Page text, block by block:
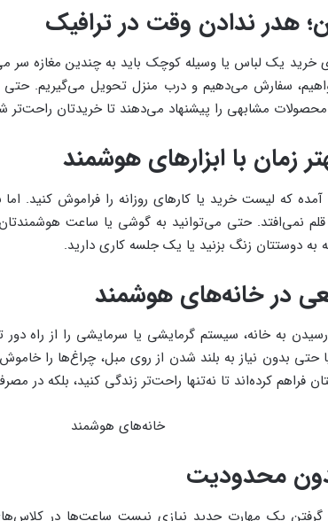
هدر ندادن وقت در ترافیک
یک لباس یا وسیله‌ کوچک باید به چندین مغازه سر
سفارش می‌دهیم و درب منزل تحویل می‌گیریم. حتی
مشابهی را پیشنهاد می‌دهند تا خریدتان راحت‌تر
زمان با ابزارهای هوشمند
که لیست خرید یا کارهای روزانه را فراموش کنید. اما
قلم نمی‌افتد. حتی می‌توانید به گوشی یا ساعت
به دوستتان زنگ بزنید یا یک جلسه کاری دارید.
در خانه‌های هوشمند
به خانه، سیستم گرمایشی یا سرمایشی را از راه دور
حتی بدون نیاز به بلند شدن از روی مبل، چراغ‌ها را
فراهم کرده‌اند تا نه‌تنها راحت‌تر زندگی کنید، بلکه
محدودیت
گرفتن یک مهارت جدید نیازی نیست ساعت‌ها در